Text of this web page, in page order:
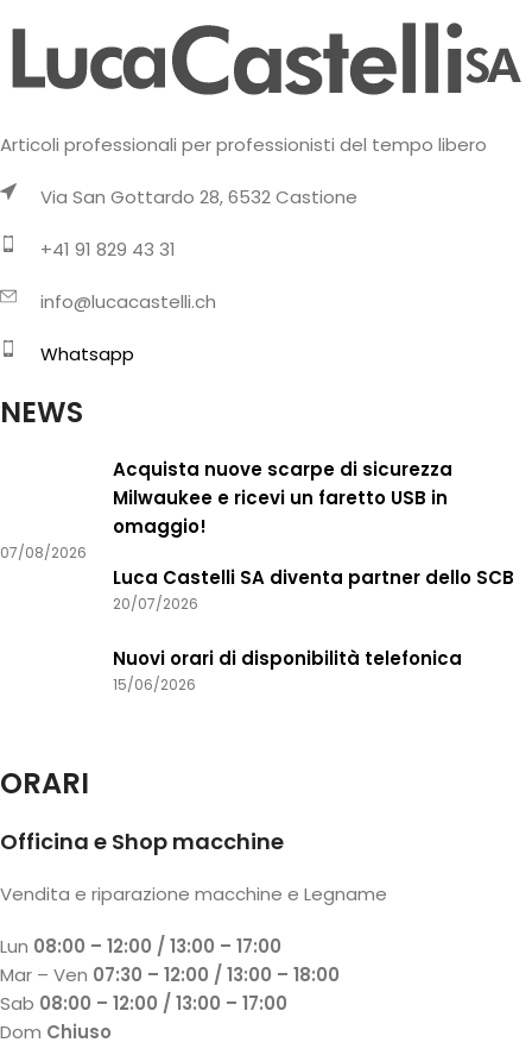
Articoli professionali per professionisti del tempo libero
Via San Gottardo 28, 6532 Castione
+41 91 829 43 31
info@lucacastelli.ch
Whatsapp
NEWS
Acquista nuove scarpe di sicurezza
Milwaukee e ricevi un faretto USB in
omaggio!
07/08/2026
Luca Castelli SA diventa partner dello SCB
20/07/2026
Nuovi orari di disponibilità telefonica
15/06/2026
ORARI
Officina e Shop macchine
Vendita e riparazione macchine e Legname
Lun 08:00 – 12:00 / 13:00 – 17:00
Mar – Ven 07:30 – 12:00 / 13:00 – 18:00
Sab 08:00 – 12:00 / 13:00 – 17:00
Dom Chiuso